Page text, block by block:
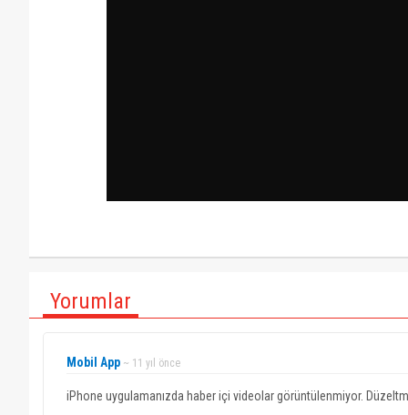
Yorumlar
Mobil App ~ 11 yıl önce
iPhone uygulamanızda haber içi videolar görüntülenmiyor.